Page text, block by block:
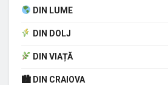
DIN LUME
DIN DOLJ
DIN VIAȚĂ
🏙 DIN CRAIOVA